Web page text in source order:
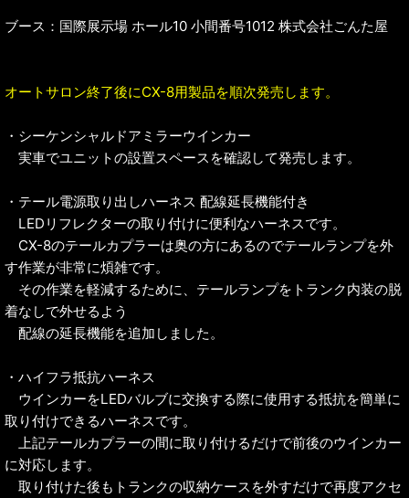
ブース：国際展示場 ホール10 小間番号1012 株式会社ごんた屋
オートサロン終了後にCX-8用製品を順次発売します。
・シーケンシャルドアミラーウインカー
実車でユニットの設置スペースを確認して発売します。
・テール電源取り出しハーネス 配線延長機能付き
LEDリフレクターの取り付けに便利なハーネスです。
CX-8のテールカプラーは奥の方にあるのでテールランプを外
す作業が非常に煩雑です。
その作業を軽減するために、テールランプをトランク内装の脱
着なしで外せるよう
配線の延長機能を追加しました。
・ハイフラ抵抗ハーネス
ウインカーをLEDバルブに交換する際に使用する抵抗を簡単に
取り付けできるハーネスです。
上記テールカプラーの間に取り付けるだけで前後のウインカー
に対応します。
取り付けた後もトランクの収納ケースを外すだけで再度アクセ